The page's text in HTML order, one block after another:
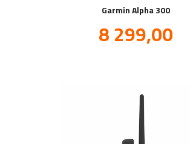
Garmin Alpha 300
Tilbud
8 299,00mva.